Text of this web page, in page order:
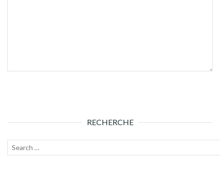
RECHERCHE
Recherche